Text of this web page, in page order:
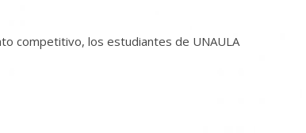
competitivo, los estudiantes de UNAULA